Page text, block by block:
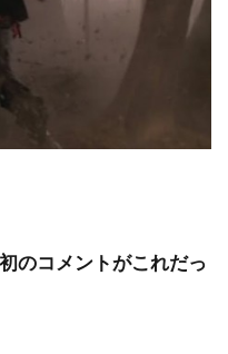
のコメントがこれだっ